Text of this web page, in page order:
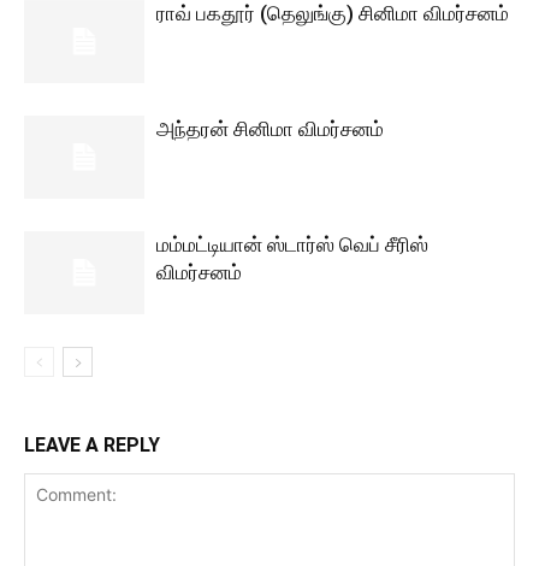
ராவ் பகதூர் (தெலுங்கு) சினிமா விமர்சனம்
அந்தரன் சினிமா விமர்சனம்
மம்மட்டியான் ஸ்டார்ஸ் வெப் சீரிஸ்
விமர்சனம்
LEAVE A REPLY